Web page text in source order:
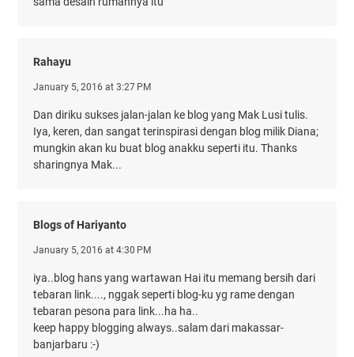
Rahayu
January 5, 2016 at 3:27 PM
Dan diriku sukses jalan-jalan ke blog yang Mak Lusi tulis.
Iya, keren, dan sangat terinspirasi dengan blog milik Diana;
mungkin akan ku buat blog anakku seperti itu. Thanks
sharingnya Mak...
Blogs of Hariyanto
January 5, 2016 at 4:30 PM
iya..blog hans yang wartawan Hai itu memang bersih dari
tebaran link...., nggak seperti blog-ku yg rame dengan
tebaran pesona para link...ha ha..
keep happy blogging always..salam dari makassar-
banjarbaru :-)